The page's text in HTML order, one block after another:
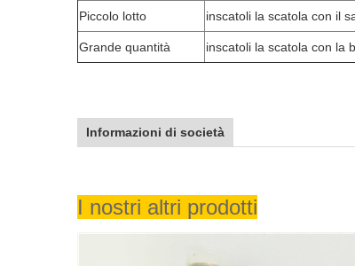
Piccolo lotto
inscatoli la scatola con il
Grande quantità
inscatoli la scatola con la
Informazioni di società
I nostri altri prodotti